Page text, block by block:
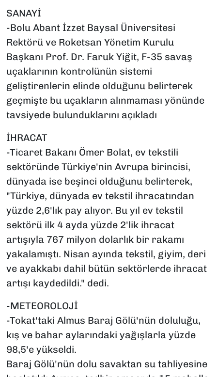
SANAYİ
-Bolu Abant İzzet Baysal Üniversitesi
Rektörü ve Roketsan Yönetim Kurulu
Başkanı Prof. Dr. Faruk Yiğit, F-35 savaş
uçaklarının kontrolünün sistemi
geliştirenlerin elinde olduğunu belirterek
geçmişte bu uçakların alınmaması yönünde
tavsiyede bulunduklarını açıkladı
İHRACAT
-Ticaret Bakanı Ömer Bolat, ev tekstili
sektöründe Türkiye'nin Avrupa birincisi,
dünyada ise beşinci olduğunu belirterek,
"Türkiye, dünyada ev tekstil ihracatından
yüzde 2,6'lık pay alıyor. Bu yıl ev tekstil
sektörü ilk 4 ayda yüzde 2'lik ihracat
artışıyla 767 milyon dolarlık bir rakamı
yakalamıştı. Nisan ayında tekstil, giyim, deri
ve ayakkabı dahil bütün sektörlerde ihracat
artışı kaydedildi." dedi.
-METEOROLOJİ
-Tokat'taki Almus Baraj Gölü'nün doluluğu,
kış ve bahar aylarındaki yağışlarla yüzde
98,5'e yükseldi.
Baraj Gölü'nün dolu savaktan su tahliyesine